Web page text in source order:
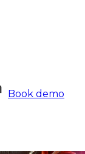
Book demo